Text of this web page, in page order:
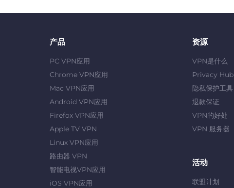
产品
PC VPN应用
Chrome VPN应用
Mac VPN应用
Android VPN应用
Firefox VPN应用
Apple TV VPN
Linux VPN应用
路由器 VPN
智能电视VPN应用
iOS VPN应用
资源
VPN是什么
Privacy Hub
隐私保护工具
退款保证
VPN的好处
VPN 服务器
活动
联盟计划